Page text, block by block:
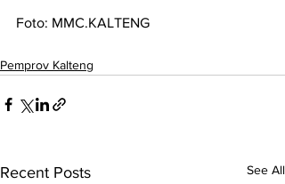
Foto: MMC.KALTENG
Pemprov Kalteng
Recent Posts See All